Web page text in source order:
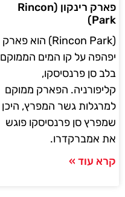
פארק רינקון (Rincon
Park)
(Rincon Park) הוא פארק
יפהפה על קו המים הממוקם
בלב סן פרנסיסקו,
קליפורניה. הפארק ממוקם
למרגלות גשר המפרץ, היכן
שמפרץ סן פרנסיסקו פוגש
את אמברקדרו.
קרא עוד »